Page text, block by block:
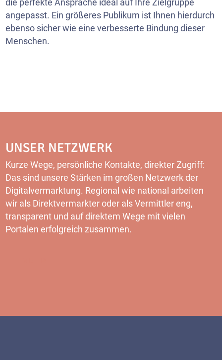
die perfekte Ansprache ideal auf Ihre Zielgruppe
angepasst. Ein größeres Publikum ist Ihnen hierdurch
ebenso sicher wie eine verbesserte Bindung dieser
Menschen.
UNSER NETZWERK
Kurze Wege, persönliche Kontakte, direkter Zugriff:
Das sind unsere Stärken im großen Netzwerk der
Digitalvermarktung. Regional wie national arbeiten
wir als Direktvermarkter oder als Vermittler eng,
transparent und auf direktem Wege mit vielen
Portalen erfolgreich zusammen.